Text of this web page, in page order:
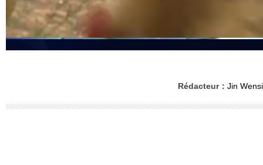
Rédacteur： Jin Wensi